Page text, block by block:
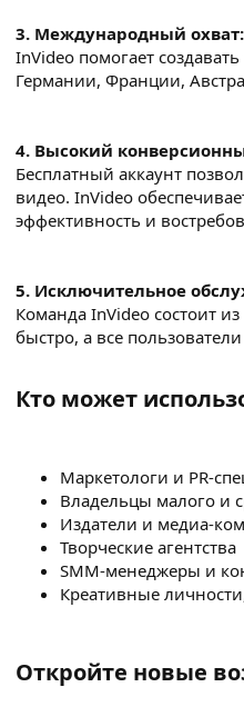
3. Международный охват:
InVideo помогает
Германии, Франции,
4. Высокий
Бесплатный аккаунт
видео. InVideo
эффективность и
5. Исключительное
Команда InVideo состоит
быстро, а все
Кто может
Маркетологи и PR-
Владельцы малого и
Издатели и медиа-
Творческие агентства
SMM-менеджеры и
Креативные
Откройте новые